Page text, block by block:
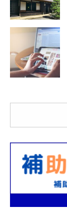
援
タ
プ）